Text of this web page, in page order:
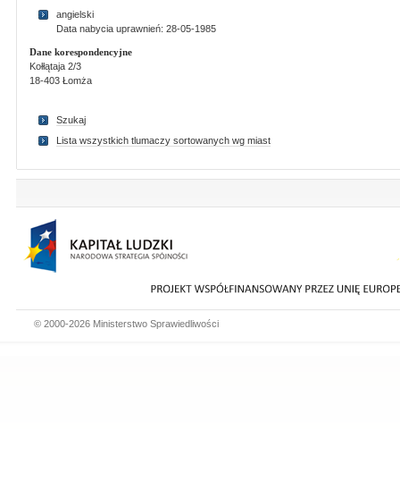
angielski
Data nabycia uprawnień: 28-05-1985
Dane korespondencyjne
Kołłątaja 2/3
18-403 Łomża
Szukaj
Lista wszystkich tlumaczy sortowanych wg miast
© 2000-2026 Ministerstwo Sprawiedliwości